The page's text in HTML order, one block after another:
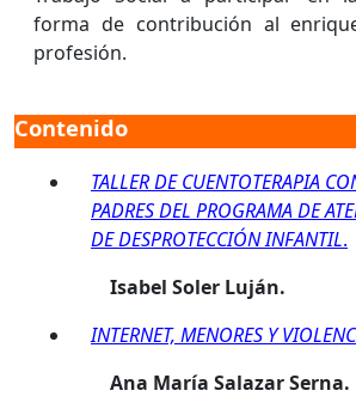
forma de contribución al
profesión.
Contenido
TALLER DE CUENTOTERAPIA
PADRES DEL PROGRAMA DE
DE DESPROTECCIÓN INFANTIL.
Isabel Soler Luján.
INTERNET, MENORES Y
Ana María Salazar Serna.